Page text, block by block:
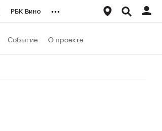
РБК Вино ...
Событие О проекте